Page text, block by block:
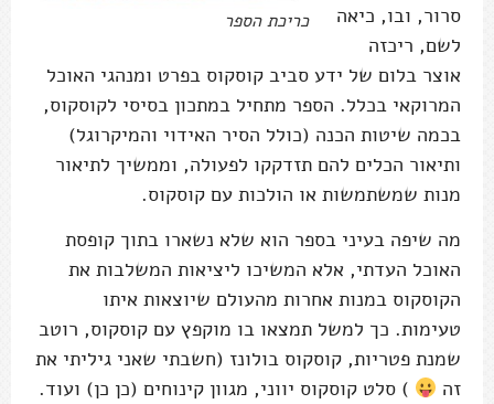
כריכת הספר
סרור, ובו, כיאה
לשם, ריכזה
אוצר בלום של ידע סביב קוסקוס בפרט ומנהגי האוכל
המרוקאי בכלל. הספר מתחיל במתכון בסיסי לקוסקוס,
בכמה שיטות הכנה (כולל הסיר האידוי והמיקרוגל)
ותיאור הכלים להם תזדקקו לפעולה, וממשיך לתיאור
מנות שמשתמשות או הולכות עם קוסקוס.
מה שיפה בעיני בספר הוא שלא נשארו בתוך קופסת
האוכל העדתי, אלא המשיכו ליציאות המשלבות את
הקוסקוס במנות אחרות מהעולם שיוצאות איתו
טעימות. כך למשל תמצאו בו מוקפץ עם קוסקוס, רוטב
שמנת פטריות, קוסקוס בולונז (חשבתי שאני גיליתי את
זה
) סלט קוסקוס יווני, מגוון קינוחים (כן כן) ועוד.